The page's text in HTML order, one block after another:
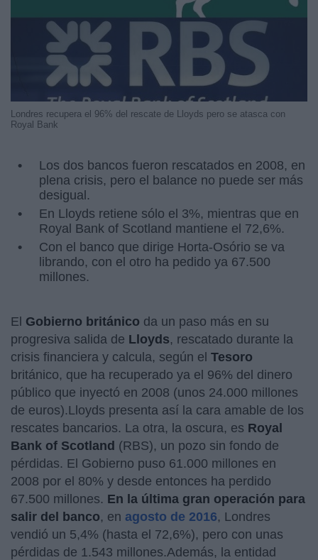
Londres recupera el 96% del rescate de Lloyds pero se atasca con
Royal Bank
Los dos bancos fueron rescatados en 2008, en
plena crisis, pero el balance no puede ser más
desigual.
En Lloyds retiene sólo el 3%, mientras que en
Royal Bank of Scotland mantiene el 72,6%.
Con el banco que dirige Horta-Osório se va
librando, con el otro ha pedido ya 67.500
millones.
El Gobierno británico da un paso más en su
progresiva salida de Lloyds, rescatado durante la
crisis financiera y calcula, según el Tesoro
británico, que ha recuperado ya el 96% del dinero
público que inyectó en 2008 (unos 24.000 millones
de euros).Lloyds presenta así la cara amable de los
rescates bancarios. La otra, la oscura, es Royal
Bank of Scotland (RBS), un pozo sin fondo de
pérdidas. El Gobierno puso 61.000 millones en
2008 por el 80% y desde entonces ha perdido
67.500 millones. En la última gran operación para
salir del banco, en agosto de 2016, Londres
vendió un 5,4% (hasta el 72,6%), pero con unas
pérdidas de 1.543 millones.Además, la entidad